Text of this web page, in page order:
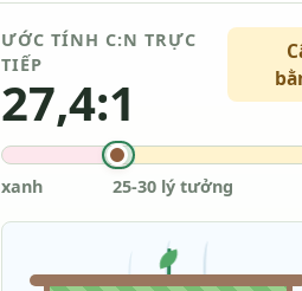
ƯỚC TÍNH C:N TRỰC
TIẾP
27,4:1
xanh 25-30 lý tưởng